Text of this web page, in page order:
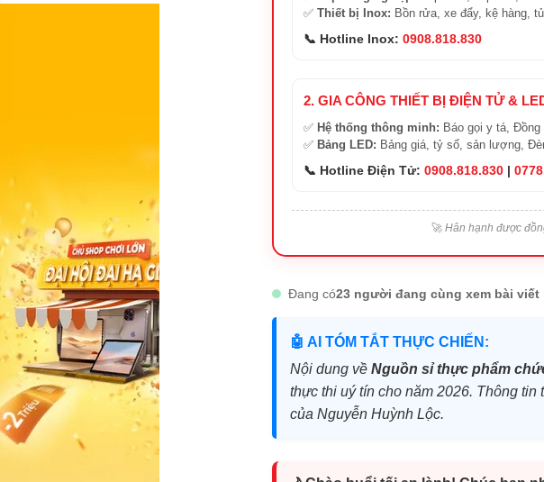
✅ Thiết bị Inox: Bồn rửa, xe đẩy, kệ hàng,
📞 Hotline Inox: 0908.818.830
2. GIA CÔNG THIẾT BỊ ĐIỆN TỬ &
✅ Hệ thống thông minh: Báo gọi y tá, Đồng
✅ Bảng LED: Bảng giá, tỷ số, sản lượng,
📞 Hotline Điện Tử: 0908.818.830 |
🚀 Hân hạnh được
Đang có23 người đang cùng xem bài viết
🤖 AI TÓM TẮT THỰC CHIẾN:
Nội dung về Nguồn sỉ thực phẩm
thực thi uý tín cho năm 2026. Thông
của Nguyễn Huỳnh Lộc.